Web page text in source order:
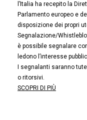
l’Italia ha recepito la
Parlamento europeo e
disposizione dei propri
Segnalazione/
è possibile segnalare
ledono l’interesse
I segnalanti saranno
o ritorsivi.
SCOPRI DI PIÙ